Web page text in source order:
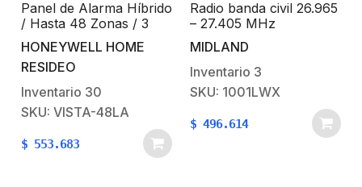
Panel de Alarma Híbrido
/ Hasta 48 Zonas / 3
Particiones / Incluye
Gabinete / Fácil
Programación
HONEYWELL HOME
RESIDEO
Inventario 30
SKU: VISTA-48LA
$ 553.683
Radio banda civil 26.965
– 27.405 MHz
MIDLAND
Inventario 3
SKU: 1001LWX
$ 496.614